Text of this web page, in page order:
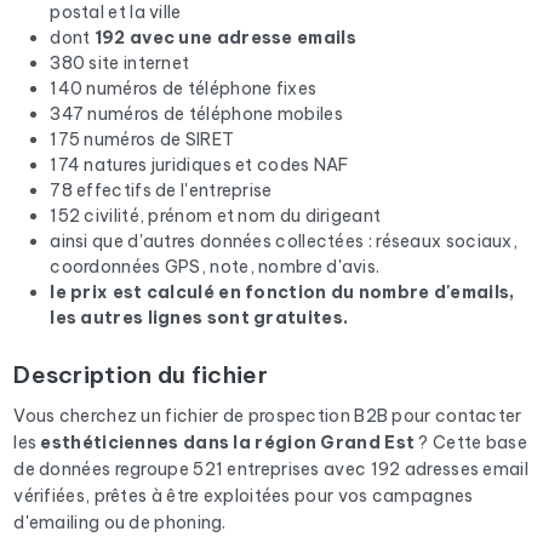
postal et la ville
dont 192 avec une adresse emails
380 site internet
140 numéros de téléphone fixes
347 numéros de téléphone mobiles
175 numéros de SIRET
174 natures juridiques et codes NAF
78 effectifs de l'entreprise
152 civilité, prénom et nom du dirigeant
ainsi que d'autres données collectées : réseaux sociaux,
coordonnées GPS, note, nombre d'avis.
le prix est calculé en fonction du nombre d'emails,
les autres lignes sont gratuites.
Description du fichier
Vous cherchez un fichier de prospection B2B pour contacter
les esthéticiennes dans la région Grand Est ? Cette base
de données regroupe 521 entreprises avec 192 adresses email
vérifiées, prêtes à être exploitées pour vos campagnes
d'emailing ou de phoning.